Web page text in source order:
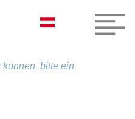
bitte ein